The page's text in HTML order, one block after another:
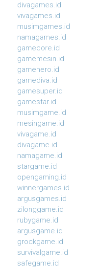
divagames.id
vivagames.id
musimgames.id
namagames.id
gamecore.id
gamemesin.id
gamehero.id
gamediva.id
gamesuper.id
gamestar.id
musimgame.id
mesingame.id
vivagame.id
divagame.id
namagame.id
stargame.id
opengaming.id
winnergames.id
argusgames.id
zilonggame.id
rubygame.id
argusgame.id
grockgame.id
survivalgame.id
safegame.id